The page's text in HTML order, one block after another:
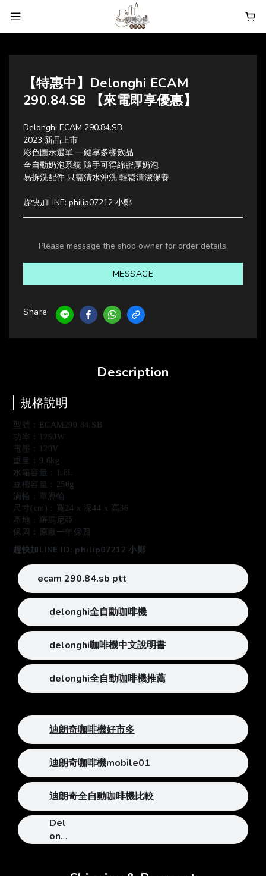
【特惠中】Delonghi ECAM
290.84.SB 【來電即享優惠】
Delonghi ECAM 290.84.SB
2023 新品上市
彩色圖示選單 一鍵享多樣飲品
全自動奶泡系統 隨手可得綿密厚奶泡
易拆洗配件 只需清水沖洗 輕鬆清潔保養
趕快加LINE: philip07212 小鄭
Please message the shop owner for order details.
MESSAGE
Share
Description
規格說明
型號：ECAM290.84.SB
功率：1250W
電壓：120V
重量：9.6kg
水箱容量：1.8L
豆槽容量：250g
渦輪：單渦輪
尺寸(cm)：寬24 x 深44 x 高36
產地：羅馬尼亞
保固：原廠一年保固
趕快加LINE ID: philip07212 小鄭
ecam 290.84.sb ptt
delonghi全自動咖啡機
delonghi咖啡機中文說明書
delonghi全自動咖啡機推薦
迪朗奇咖啡機好市多
迪朗奇咖啡機mobile01
迪朗奇全自動咖啡機比較
Del
ong